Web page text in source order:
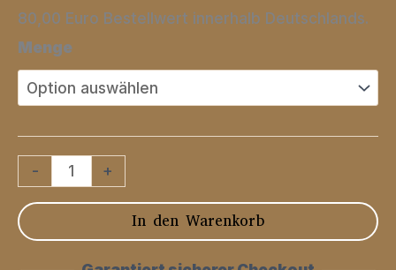
80,00 Euro Bestellwert innerhalb Deutschlands.
Menge
-
Ostfriesischer
mit
+
In den Warenkorb